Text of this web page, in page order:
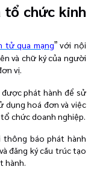
tổ chức kinh
tử qua mạng”với nội
và chữ ký của người
vị.
phát hành để sử
dụng hoá đơn và việc
chức doanh nghiệp.
thông báo phát hành
đăng ký cấu trúc tạo
hành.